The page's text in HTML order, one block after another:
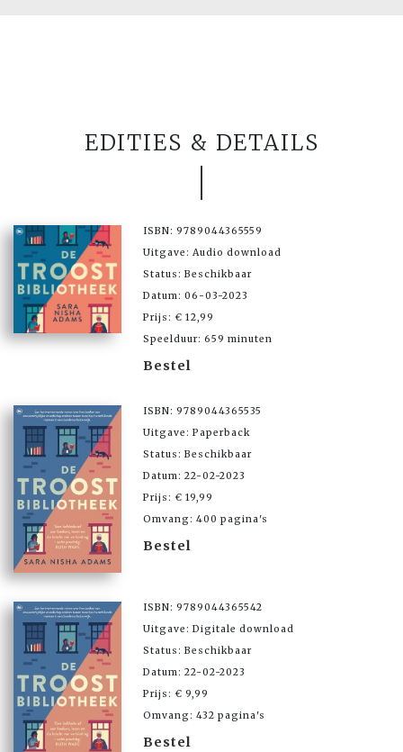
EDITIES & DETAILS
ISBN: 9789044365559
Uitgave: Audio download
Status: Beschikbaar
Datum: 06-03-2023
Prijs: € 12,99
Speelduur: 659 minuten
Bestel
ISBN: 9789044365535
Uitgave: Paperback
Status: Beschikbaar
Datum: 22-02-2023
Prijs: € 19,99
Omvang: 400 pagina's
Bestel
ISBN: 9789044365542
Uitgave: Digitale download
Status: Beschikbaar
Datum: 22-02-2023
Prijs: € 9,99
Omvang: 432 pagina's
Bestel